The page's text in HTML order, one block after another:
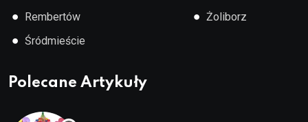
● Rembertów
● Śródmieście
● Żoliborz
Polecane Artykuły